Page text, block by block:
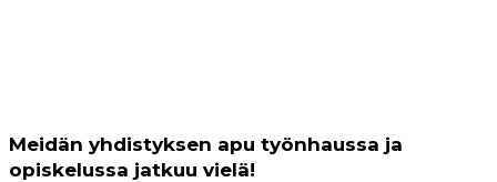
Meidän yhdistyksen apu työnhaussa ja
opiskelussa jatkuu vielä!